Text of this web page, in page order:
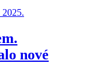
nové